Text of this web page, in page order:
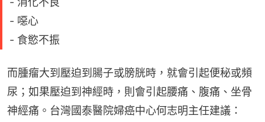
- 噁心
- 食慾不振
而腫瘤大到壓迫到腸子或膀胱時，就會引起便秘或頻
尿；如果壓迫到神經時，則會引起腰痛、腹痛、坐骨
神經痛。台灣國泰醫院婦癌中心何志明主任建議：